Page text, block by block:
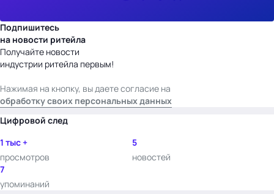
Подпишитесь
на новости ритейла
Получайте новости
индустрии ритейла первым!
Нажимая на кнопку, вы даете согласие на
обработку своих персональных данных
Цифровой след
1 тыс +
просмотров
5
новостей
7
упоминаний